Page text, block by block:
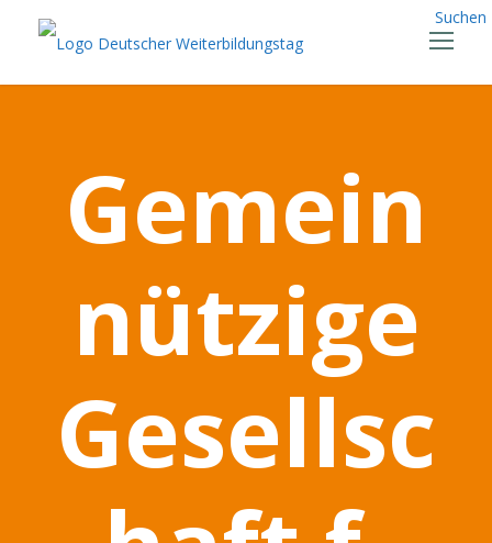
Suchen
Gemein
nützige
Gesellsc